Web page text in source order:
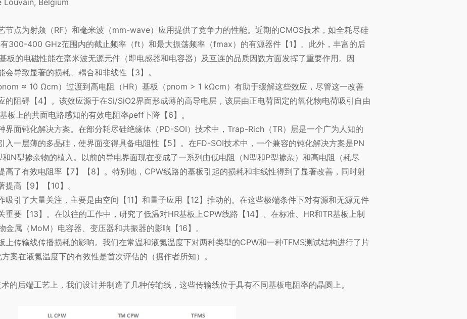
节点为射频（RF）和毫米波（mm-wave）应用提供了竞争力的性能。近期的CMOS技术，如全耗尽硅
300-400 GHz范围内的截止频率（ft）和最大振荡频率（fmax）的有源器件【1】。此外，丰富的后
板的电磁性能在毫米波无源元件（即电感器和电容器）及互连的品质因数方面发挥了重要作用。因
导致显著的损耗、耦合和非线性【3】。
≈ 10 Ωcm）过渡到高电阻（HR）基板（ρnom > 1 kΩcm）有助于缓解这些效应，尽管这一改善
的阻碍【4】。该效应源于在Si/SiO2界面形成薄的高导电层，该层由正电荷固定的氧化物电荷吸引自由
板上的共面电路感知的有效电阻率ρeff下降【6】。
界面钝化解决方案。在部分耗尽硅绝缘体（PD-SOI）技术中，Trap-Rich（TR）层是一个广为人知的
入一层薄的多晶硅，使界面变得具备电阻性【5】。在FD-SOI技术中，一个兼容的钝化解决方案是PN
N型掺杂物的植入。以前的导电界面现在变成了一系列由低电阻（N型和P型掺杂）和高电阻（耗尽
高了有效电阻率【7】【8】。特别地，CPW线路的基板引起的损耗和非线性得到了显著改善，同时射
高【9】【10】。
吸引了大量关注，主要是由空间【11】和量子应用【12】推动的。在这些极端条件下对有源和无源元件
重要【13】。在以往的工作中，研究了低温对HR基板上CPW线路【14】、在标准、HR和TR基板上制
金属（MoM）电容器、变压器和共振器的影响【16】。
上传输线传播损耗的影响。我们在常温和液氮温度下对两种类型的CPW和一种TFMS测试结构进行了片
案在液氮温度下的有效性是首次评估的（据作者所知）。
的后端工艺上，我们设计并制造了几种传输线，这些传输线位于具有不同基板电阻率的晶圆上。